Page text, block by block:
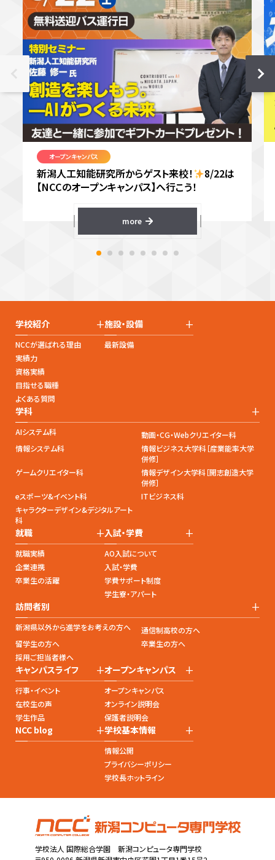
オープンキャンパス
新潟人工知能研究所からゲスト来校！
8/22は
【NCCのオープンキャンパス】へ行こう！
more
学校紹介 +
NCCが選ばれる理由
実績力
資格実績
目指せる職種
よくある質問
施設・設備 +
最新設備
学科 +
AIシステム科
動画・CG・Webクリエイター科
情報システム科
情報ビジネス大学科［産業能率大学
併修］
ゲームクリエイター科
情報デザイン大学科［開志創造大学
併修］
eスポーツ&イベント科
ITビジネス科
キャラクターデザイン&デジタルアート
科
就職 +
就職実績
企業連携
卒業生の活躍
入試・学費 +
AO入試について
入試・学費
学費サポート制度
学生寮・アパート
訪問者別 +
新潟県以外から進学をお考えの方へ
通信制高校の方へ
留学生の方へ
卒業生の方へ
採用ご担当者様へ
キャンパスライフ +
行事・イベント
在校生の声
学生作品
オープンキャンパス +
オープンキャンパス
オンライン説明会
保護者説明会
NCC blog +学校基本情報 +
情報公開
プライバシーポリシー
学校長ホットライン
学校法人 国際総合学園 新潟コンピュータ専門学校